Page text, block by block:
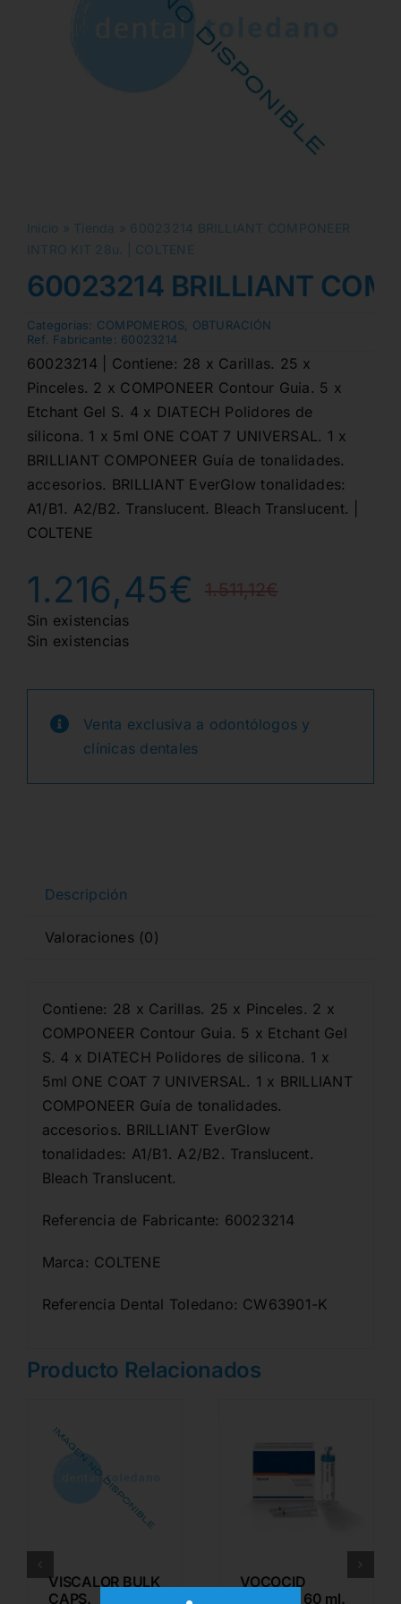
Inicio » Tienda » 60023214 BRILLIANT COMPONEER
INTRO KIT 28u. | COLTENE
60023214 BRILLIANT
Categorias: COMPOMEROS
OBTURACIÓN
Ref. Fabricante: 60023214
60023214 | Contiene: 28 x Carillas. 25 x
Pinceles. 2 x COMPONEER Contour Guia. 5 x
Etchant Gel S. 4 x DIATECH Polidores de
silicona. 1 x 5ml ONE COAT 7 UNIVERSAL. 1 x
BRILLIANT COMPONEER Guía de tonalidades.
accesorios. BRILLIANT EverGlow tonalidades:
A1/B1. A2/B2. Translucent. Bleach Translucent. |
COLTENE
1.511,12€El
era:
1.216,45€
El
actual
es:
Sin existencias
Sin existencias
Venta exclusiva a odontólogos y
clínicas dentales
Descripción
Valoraciones (0)
Contiene: 28 x Carillas. 25 x Pinceles. 2 x
COMPONEER Contour Guia. 5 x Etchant Gel
S. 4 x DIATECH Polidores de silicona. 1 x
5ml ONE COAT 7 UNIVERSAL. 1 x BRILLIANT
COMPONEER Guía de tonalidades.
accesorios. BRILLIANT EverGlow
tonalidades: A1/B1. A2/B2. Translucent.
Bleach Translucent.
Referencia de Fabricante: 60023214
Marca: COLTENE
Referencia Dental Toledano: CW63901-K
Producto Relacionados
VISCALOR BULK
CAPS.
VOCOCID
JERINGA 60 ml.